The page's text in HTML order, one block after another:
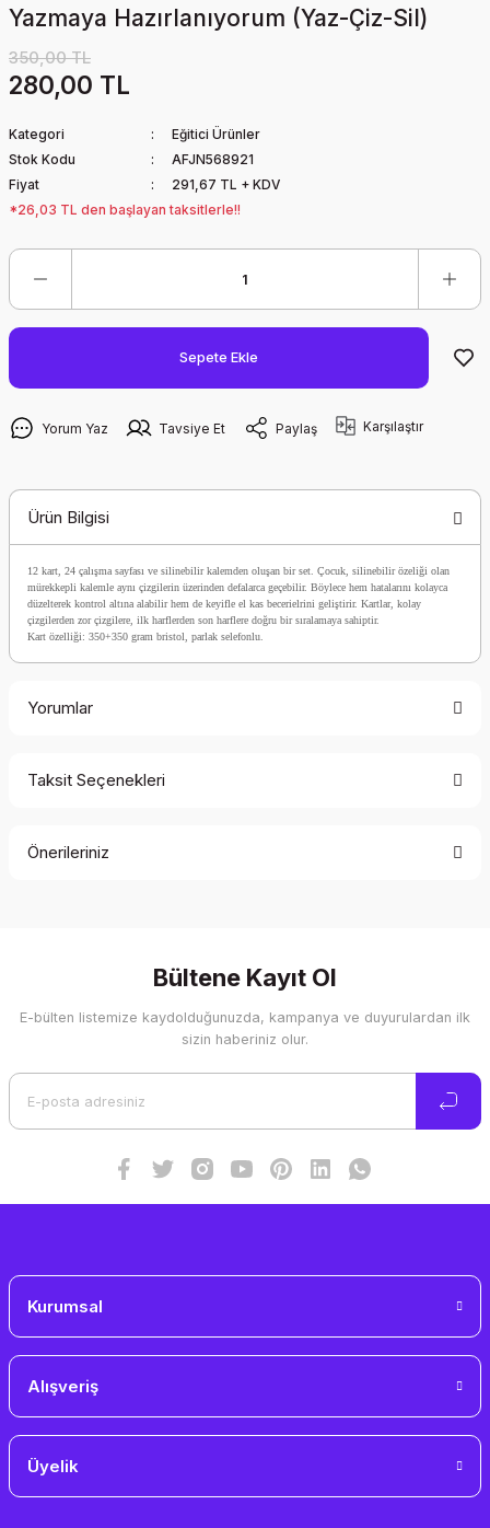
Yazmaya Hazırlanıyorum (Yaz-Çiz-Sil)
350,00 TL
280,00 TL
Kategori
Eğitici Ürünler
Stok Kodu
AFJN568921
Fiyat
291,67 TL + KDV
*26,03 TL den başlayan taksitlerle!!
Sepete Ekle
Yorum Yaz Tavsiye Et Paylaş Karşılaştır
Ürün Bilgisi
12 kart, 24 çalışma sayfası ve silinebilir kalemden oluşan bir set. Çocuk, silinebilir özeliği olan
mürekkepli kalemle aynı çizgilerin üzerinden defalarca geçebilir. Böylece hem hatalarını kolayca
düzelterek kontrol altına alabilir hem de keyifle el kas becerielrini geliştirir. Kartlar, kolay
çizgilerden zor çizgilere, ilk harflerden son harflere doğru bir sıralamaya sahiptir.
Kart özelliği: 350+350 gram bristol, parlak selefonlu.
Yorumlar
Taksit Seçenekleri
Önerileriniz
Görüş ve önerileriniz için teşekkür ederiz.
Ürün resmi kalitesiz, bozuk veya görüntülenemiyor.
Bültene Kayıt Ol
E-bülten listemize kaydolduğunuzda, kampanya ve duyurulardan ilk
sizin haberiniz olur.
Kurumsal
Alışveriş
Üyelik